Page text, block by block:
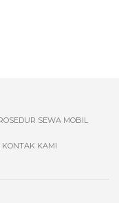
SEWA MOBIL
KONTAK KAMI